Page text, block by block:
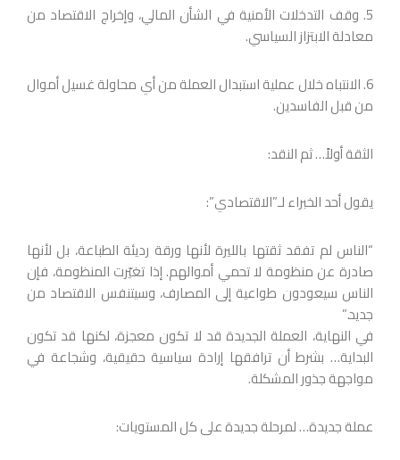
5. وقف التدخلات الأمنية في الشأن المالي، وإخراج الاقتصاد من
معادلة الابتزاز السياسي.
6. الانتباه خلال عملية استبدال العملة من أي محاولة غسيل أموال
من قبل الفاسدين.
الثقة أولاً… ثم النقد:
يقول أحد الخبراء لـ”الاقتصادي”:
“الناس لم تفقد ثقتها بالليرة لأنها ورقة رديئة الطباعة، بل لأنها
صادرة عن منظومة لا تحمي أموالهم. إذا تغيّرت المنظومة، فإن
الناس سيعودون طواعية إلى المصارف، وسيتنفس الاقتصاد من
جديد.”
في النهاية، العملة الجديدة قد لا تكون معجزة، لكنها قد تكون
البداية… بشرط أن ترافقها إرادة سياسية حقيقية، وشجاعة في
مواجهة جذور المشكلة.
عملة جديدة… لمرحلة جديدة على كل المستويات: